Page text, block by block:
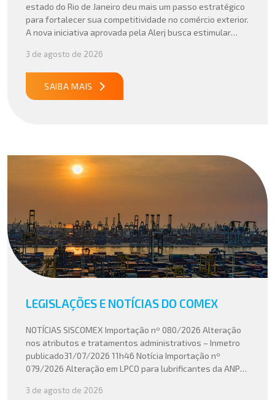
estado do Rio de Janeiro deu mais um passo estratégico
para fortalecer sua competitividade no comércio exterior.
A nova iniciativa aprovada pela Alerj busca estimular
para empresas que atuam com importação e exportação,
especialmente em setores que […]
3 de agosto de 2026
SAIBA MAIS
LEGISLAÇÕES E NOTÍCIAS DO COMEX
NOTÍCIAS SISCOMEX Importação nº 080/2026 Alteração
nos atributos e tratamentos administrativos – Inmetro
publicado31/07/2026 11h46 Notícia Importação nº
079/2026 Alteração em LPCO para lubrificantes da ANP
078/2026 Atualização do cálculo do Imposto de
3 de agosto de 2026